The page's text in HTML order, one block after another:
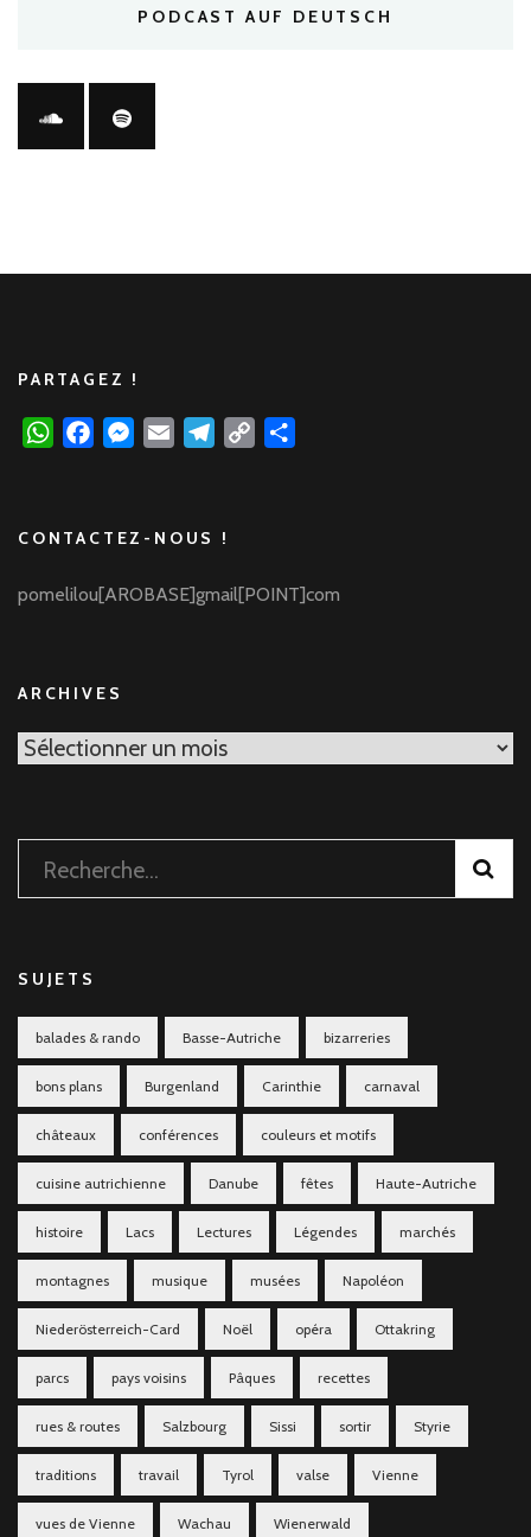
PODCAST AUF DEUTSCH
PARTAGEZ !
WhatsAppFacebookMessenger
Email Telegram
Copy
CONTACTEZ-NOUS !
pomelilou[AROBASE]gmail[POINT]com
ARCHIVES
Archives
Rechercher :
SUJETS
balades & rando Basse-Autriche bizarreries
bons plans Burgenland Carinthie carnaval
châteaux conférences couleurs et motifs
cuisine autrichienne Danube fêtes Haute-Autriche
histoire Lacs Lectures Légendes marchés
montagnes musique musées Napoléon
Niederösterreich-Card Noël opéra Ottakring
parcs pays voisins Pâques recettes
rues & routes Salzbourg Sissi sortir Styrie
traditions travail Tyrol valse Vienne
vues de Vienne Wachau Wienerwald